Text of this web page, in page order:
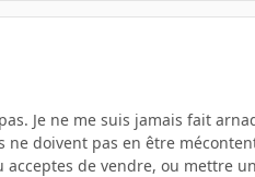
Je ne me suis jamais fait
ne doivent pas en être
de vendre, ou mettre